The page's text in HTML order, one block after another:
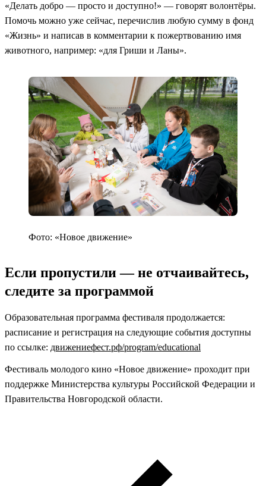
«Делать добро — просто и доступно!» — говорят волонтёры.
Помочь можно уже сейчас, перечислив любую сумму в фонд
«Жизнь» и написав в комментарии к пожертвованию имя
животного, например: «для Гриши и Ланы».
Фото: «Новое движение»
Если пропустили — не отчаивайтесь,
следите за программой
Образовательная программа фестиваля продолжается:
расписание и регистрация на следующие события доступны
по ссылке: движениефест.рф/program/educational
Фестиваль молодого кино «Новое движение» проходит при
поддержке Министерства культуры Российской Федерации и
Правительства Новгородской области.